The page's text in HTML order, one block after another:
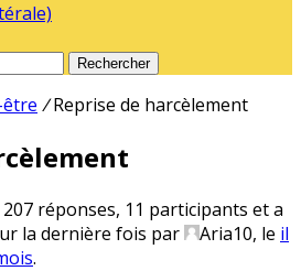
Rechercher
/ Reprise de harcèlement
réponses, 11 participants et a
la dernière fois par
Aria10, le il
.